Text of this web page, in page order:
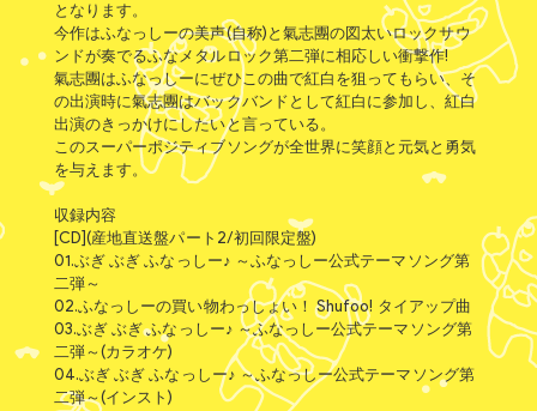
となります。
今作はふなっしーの美声(自称)と氣志團の図太いロックサウ
ンドが奏でるふなメタルロック第二弾に相応しい衝撃作!
氣志團はふなっしーにぜひこの曲で紅白を狙ってもらい、そ
の出演時に氣志團はバックバンドとして紅白に参加し、紅白
出演のきっかけにしたいと言っている。
このスーパーポジティブソングが全世界に笑顔と元気と勇気
を与えます。
収録内容
[CD](産地直送盤パート2/初回限定盤)
01.ぶぎ ぶぎ ふなっしー♪ ～ふなっしー公式テーマソング第
二弾～
02.ふなっしーの買い物わっしょい！ Shufoo! タイアップ曲
03.ぶぎ ぶぎ ふなっしー♪ ～ふなっしー公式テーマソング第
二弾～(カラオケ)
04.ぶぎ ぶぎ ふなっしー♪ ～ふなっしー公式テーマソング第
二弾～(インスト)